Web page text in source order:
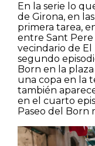
Casas
En la serie lo
de Girona, en
primera tarea,
entre Sant Pere
vecindario de El
segundo
Born en la
una copa en la
también
en el cuarto
Paseo del Born